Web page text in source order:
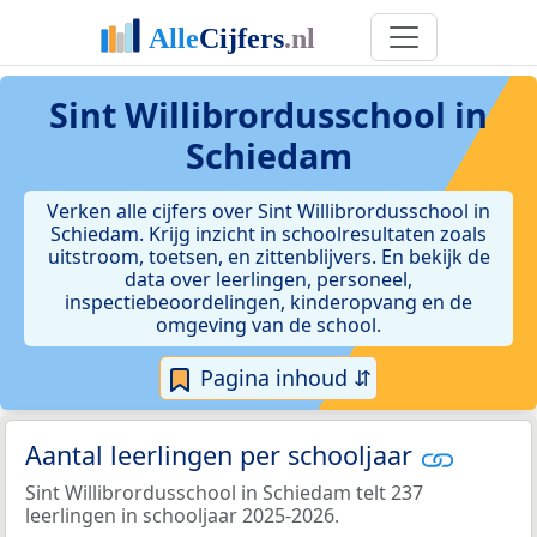
Sint Willibrordusschool in
Schiedam
Verken alle cijfers over Sint Willibrordusschool in
Schiedam. Krijg inzicht in schoolresultaten zoals
uitstroom, toetsen, en zittenblijvers. En bekijk de
data over leerlingen, personeel,
inspectiebeoordelingen, kinderopvang en de
omgeving van de school.
Pagina inhoud ⇵
Aantal leerlingen per schooljaar
Sint Willibrordusschool in Schiedam telt 237
leerlingen in schooljaar 2025-2026.